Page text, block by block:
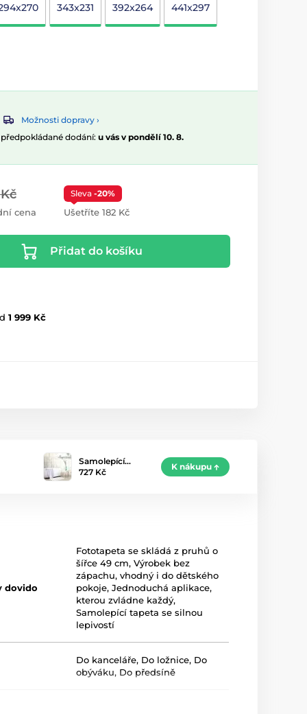
343x231 392x264 441x297
Možnosti dopravy ›
dodání: u vás v pondělí 10. 8.
cena
Sleva -20%
Ušetříte 182 Kč
Přidat do košíku
1 999 Kč
Samolepící…
727 Kč
K nákupu
dovido
Fototapeta se skládá z pruhů o
šířce 49 cm,Výrobek bez
zápachu, vhodný i do dětského
pokoje,Jednoduchá aplikace,
kterou zvládne každý,
Samolepící tapeta se silnou
lepivostí
Do kanceláře, Do ložnice, Do
obýváku, Do předsíně